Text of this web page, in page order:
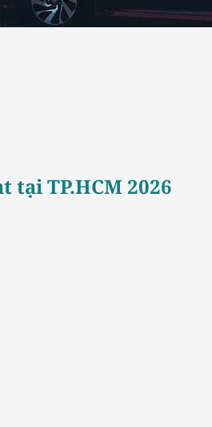
TP.HCM 2026